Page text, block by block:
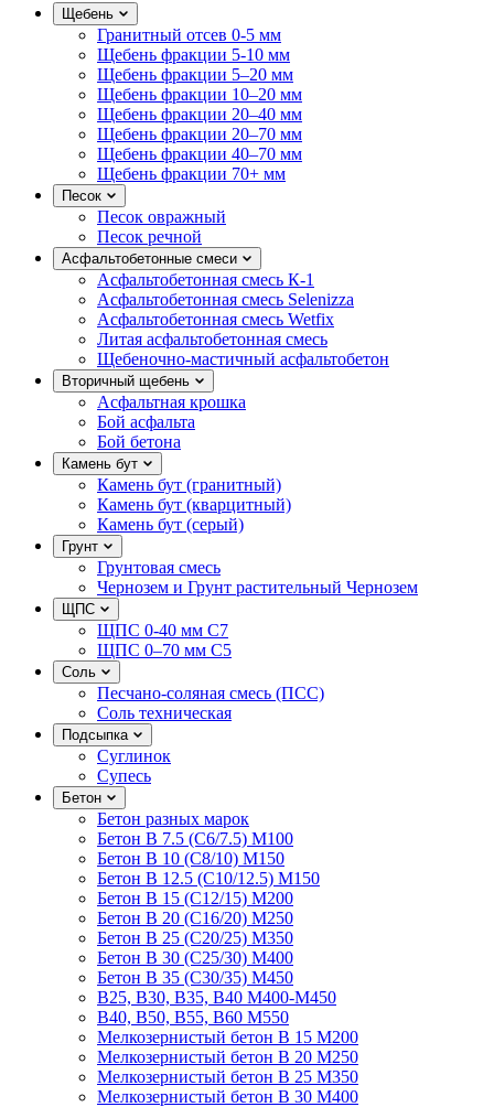
Щебень
Гранитный отсев 0-5 мм
Щебень фракции 5-10 мм
Щебень фракции 5–20 мм
Щебень фракции 10–20 мм
Щебень фракции 20–40 мм
Щебень фракции 20–70 мм
Щебень фракции 40–70 мм
Щебень фракции 70+ мм
Песок
Песок овражный
Песок речной
Асфальтобетонные смеси
Асфальтобетонная смесь К-1
Асфальтобетонная смесь Selenizza
Асфальтобетонная смесь Wetfix
Литая асфальтобетонная смесь
Щебеночно-мастичный асфальтобетон
Вторичный щебень
Асфальтная крошка
Бой асфальта
Бой бетона
Камень бут
Камень бут (гранитный)
Камень бут (кварцитный)
Камень бут (серый)
Грунт
Грунтовая смесь
Чернозем и Грунт растительный Чернозем
ЩПС
ЩПС 0-40 мм С7
ЩПС 0–70 мм С5
Соль
Песчано-соляная смесь (ПСС)
Соль техническая
Подсыпка
Суглинок
Супесь
Бетон
Бетон разных марок
Бетон B 7.5 (C6/7.5) M100
Бетон B 10 (C8/10) M150
Бетон B 12.5 (C10/12.5) M150
Бетон B 15 (C12/15) M200
Бетон B 20 (C16/20) M250
Бетон B 25 (C20/25) M350
Бетон B 30 (C25/30) M400
Бетон B 35 (C30/35) M450
B25, B30, B35, B40 M400-M450
B40, B50, B55, B60 M550
Мелкозернистый бетон B 15 M200
Мелкозернистый бетон B 20 M250
Мелкозернистый бетон B 25 M350
Мелкозернистый бетон B 30 M400